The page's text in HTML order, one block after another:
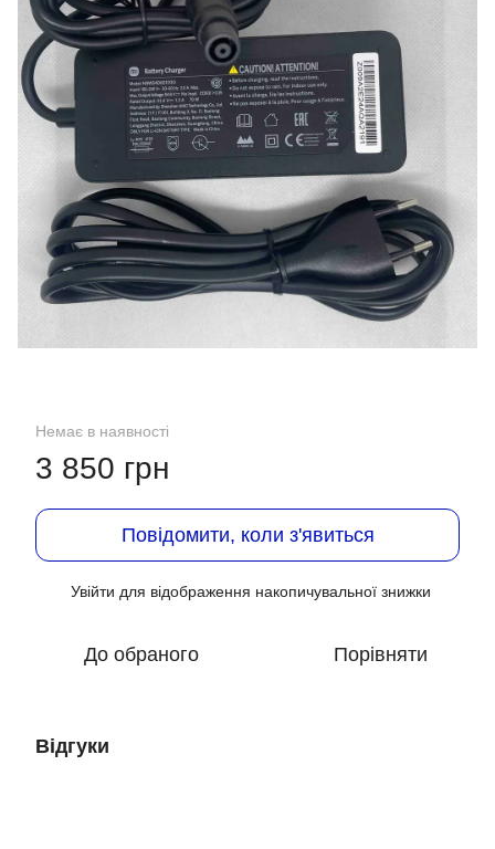
Немає в наявності
3 850 грн
Повідомити, коли з'явиться
Увійти для відображення накопичувальної знижки
До обраного Порівняти
Відгуки